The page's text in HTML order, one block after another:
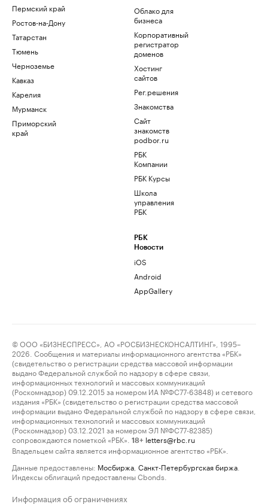
Пермский край
Ростов-на-Дону
Татарстан
Тюмень
Черноземье
Кавказ
Карелия
Мурманск
Приморский
край
Облако для
бизнеса
Корпоративный
регистратор
доменов
Хостинг
сайтов
Рег.решения
Знакомства
Сайт
знакомств
podbor.ru
РБК
Компании
РБК Курсы
Школа
управления
РБК
РБК
Новости
iOS
Android
AppGallery
© ООО «БИЗНЕСПРЕСС», АО «РОСБИЗНЕСКОНСАЛТИНГ», 1995–
2026. Сообщения и материалы информационного агентства «РБК»
(свидетельство о регистрации средства массовой информации
выдано Федеральной службой по надзору в сфере связи,
информационных технологий и массовых коммуникаций
(Роскомнадзор) 09.12.2015 за номером ИА №ФС77-63848) и сетевого
издания «РБК» (свидетельство о регистрации средства массовой
информации выдано Федеральной службой по надзору в сфере связи,
информационных технологий и массовых коммуникаций
(Роскомнадзор) 03.12.2021 за номером ЭЛ №ФС77-82385)
сопровождаются пометкой «РБК».
18+ letters@rbc.ru
Владельцем сайта является информационное агентство «РБК».
Данные предоставлены: Мосбиржа Санкт-Петербургская биржа
Индексы облигаций предоставлены Cbonds.
Информация об ограничениях